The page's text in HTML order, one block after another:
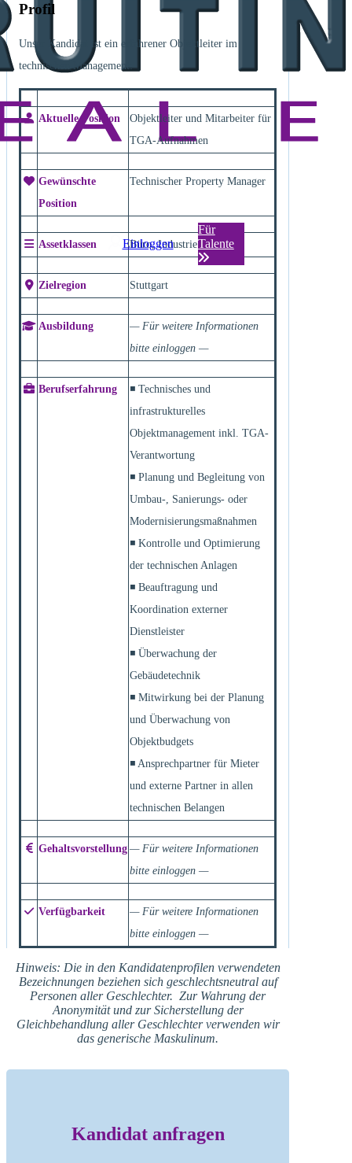
Einloggen
Für
Talente
Profil
Unser Kandidat ist ein erfahrener Objektleiter im
technischen Management:
Aktuelle Position
Objektleiter und Mitarbeiter für
TGA-Aufnahmen
Gewünschte
Position
Technischer Property Manager
Assetklassen Büro, Industrie
Zielregion Stuttgart
Ausbildung
— Für weitere Informationen
bitte einloggen —
Berufserfahrung
◾ Technisches und
infrastrukturelles
Objektmanagement inkl. TGA-
Verantwortung
◾ Planung und Begleitung von
Umbau-, Sanierungs- oder
Modernisierungsmaßnahmen
◾ Kontrolle und Optimierung
der technischen Anlagen
◾ Beauftragung und
Koordination externer
Dienstleister
◾ Überwachung der
Gebäudetechnik
◾ Mitwirkung bei der Planung
und Überwachung von
Objektbudgets
◾ Ansprechpartner für Mieter
und externe Partner in allen
technischen Belangen
Gehaltsvorstellung — Für weitere Informationen
bitte einloggen —
Verfügbarkeit
— Für weitere Informationen
bitte einloggen —
Hinweis: Die in den Kandidatenprofilen verwendeten
Bezeichnungen beziehen sich geschlechtsneutral auf
Personen aller Geschlechter. Zur Wahrung der
Anonymität und zur Sicherstellung der
Gleichbehandlung aller Geschlechter verwenden wir
das generische Maskulinum.
Kandidat anfragen